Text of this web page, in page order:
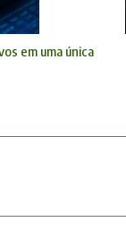
em uma única